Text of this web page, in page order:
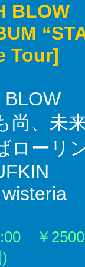
BLOW
Tour]
BLOW
尚、未
ローリ
￥